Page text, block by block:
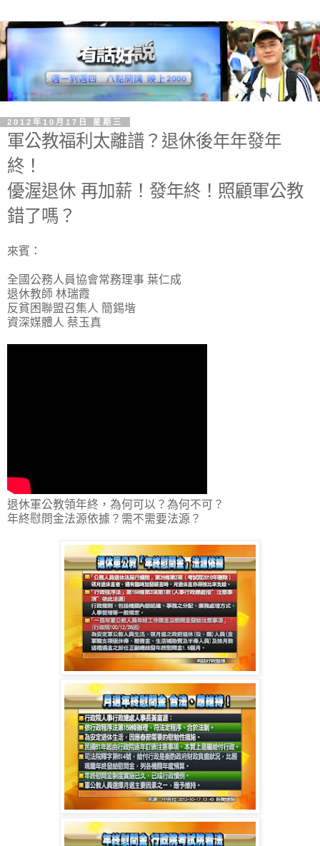
2012年10月17日 星期三
軍公教福利太離譜？退休後年年發年
終！
優渥退休 再加薪！發年終！照顧軍公教
錯了嗎？
來賓：
全國公務人員協會常務理事 葉仁成
退休教師 林瑞霞
反貧困聯盟召集人 簡錫堦
資深媒體人 蔡玉真
退休軍公教領年終，為何可以？為何不可？
年終慰問金法源依據？需不需要法源？